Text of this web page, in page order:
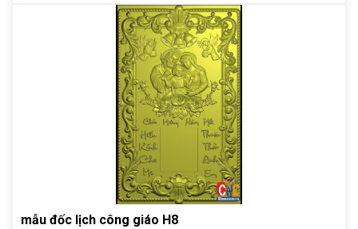
mẫu đốc lịch công giáo H8